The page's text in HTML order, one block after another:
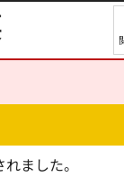
ました。